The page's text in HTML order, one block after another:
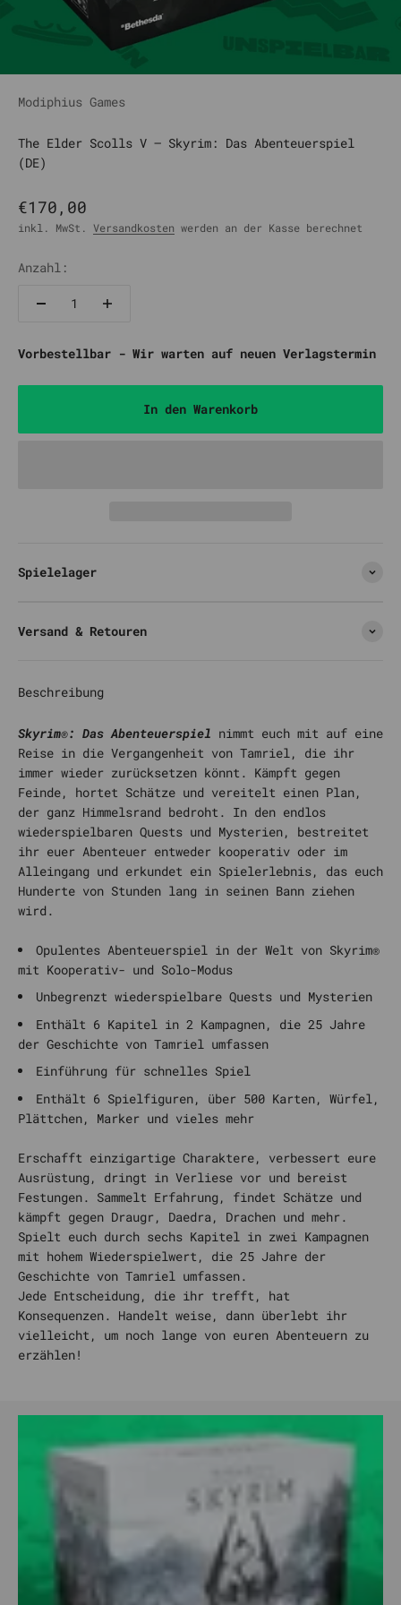
Modiphius Games
The Elder Scolls V – Skyrim: Das Abenteuerspiel
(DE)
Angebot
€170,00
inkl. MwSt. Versandkosten werden an der Kasse berechnet
Anzahl:
Vorbestellbar - Wir warten auf neuen Verlagstermin
In den Warenkorb
Spielelager
Versand & Retouren
Beschreibung
Skyrim®: Das Abenteuerspiel nimmt euch mit auf eine
Reise in die Vergangenheit von Tamriel, die ihr
immer wieder zurücksetzen könnt. Kämpft gegen
Feinde, hortet Schätze und vereitelt einen Plan,
der ganz Himmelsrand bedroht. In den endlos
wiederspielbaren Quests und Mysterien, bestreitet
ihr euer Abenteuer entweder kooperativ oder im
Alleingang und erkundet ein Spielerlebnis, das euch
Hunderte von Stunden lang in seinen Bann ziehen
wird.
Opulentes Abenteuerspiel in der Welt von Skyrim®
mit Kooperativ- und Solo-Modus
Unbegrenzt wiederspielbare Quests und Mysterien
Enthält 6 Kapitel in 2 Kampagnen, die 25 Jahre
der Geschichte von Tamriel umfassen
Einführung für schnelles Spiel
Enthält 6 Spielfiguren, über 500 Karten, Würfel,
Plättchen, Marker und vieles mehr
Erschafft einzigartige Charaktere, verbessert eure
Ausrüstung, dringt in Verliese vor und bereist
Festungen. Sammelt Erfahrung, findet Schätze und
kämpft gegen Draugr, Daedra, Drachen und mehr.
Spielt euch durch sechs Kapitel in zwei Kampagnen
mit hohem Wiederspielwert, die 25 Jahre der
Geschichte von Tamriel umfassen.
Jede Entscheidung, die ihr trefft, hat
Konsequenzen. Handelt weise, dann überlebt ihr
vielleicht, um noch lange von euren Abenteuern zu
erzählen!